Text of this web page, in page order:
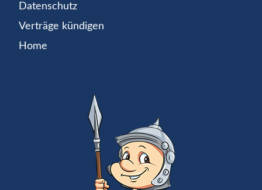
Datenschutz
Verträge kündigen
Home